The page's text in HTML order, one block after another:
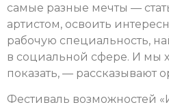
самые разные мечты —
артистом, освоить
рабочую специальность,
в социальной сфере. И мы
показать, — рассказывают
Фестиваль возможностей